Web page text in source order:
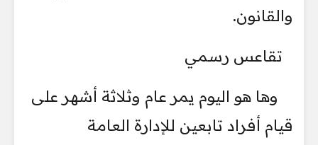
والقانون. ‏
تقاعس رسمي
‏ وها هو اليوم يمر عام وثلاثة أشهر على
قيام أفراد تابعين للإدارة العامة